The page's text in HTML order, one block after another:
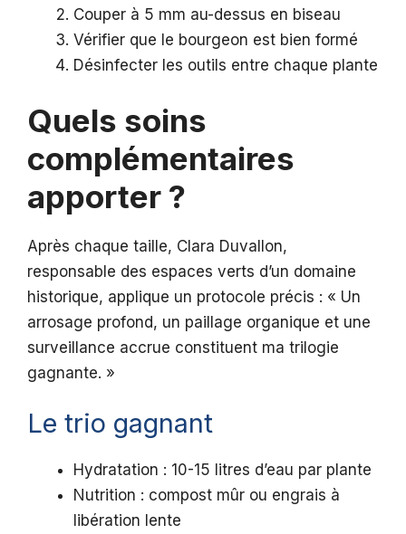
Couper à 5 mm au-dessus en biseau
Vérifier que le bourgeon est bien formé
Désinfecter les outils entre chaque plante
Quels soins
complémentaires
apporter ?
Après chaque taille, Clara Duvallon,
responsable des espaces verts d’un domaine
historique, applique un protocole précis : « Un
arrosage profond, un paillage organique et une
surveillance accrue constituent ma trilogie
gagnante. »
Le trio gagnant
Hydratation : 10-15 litres d’eau par plante
Nutrition : compost mûr ou engrais à
libération lente